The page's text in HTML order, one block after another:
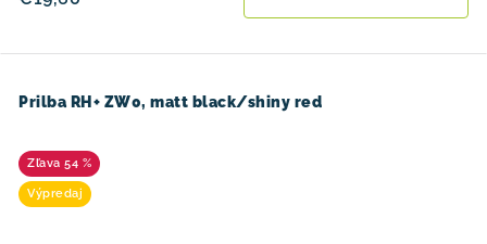
Prilba RH+ ZW0, matt black/shiny red
54 %
Výpredaj